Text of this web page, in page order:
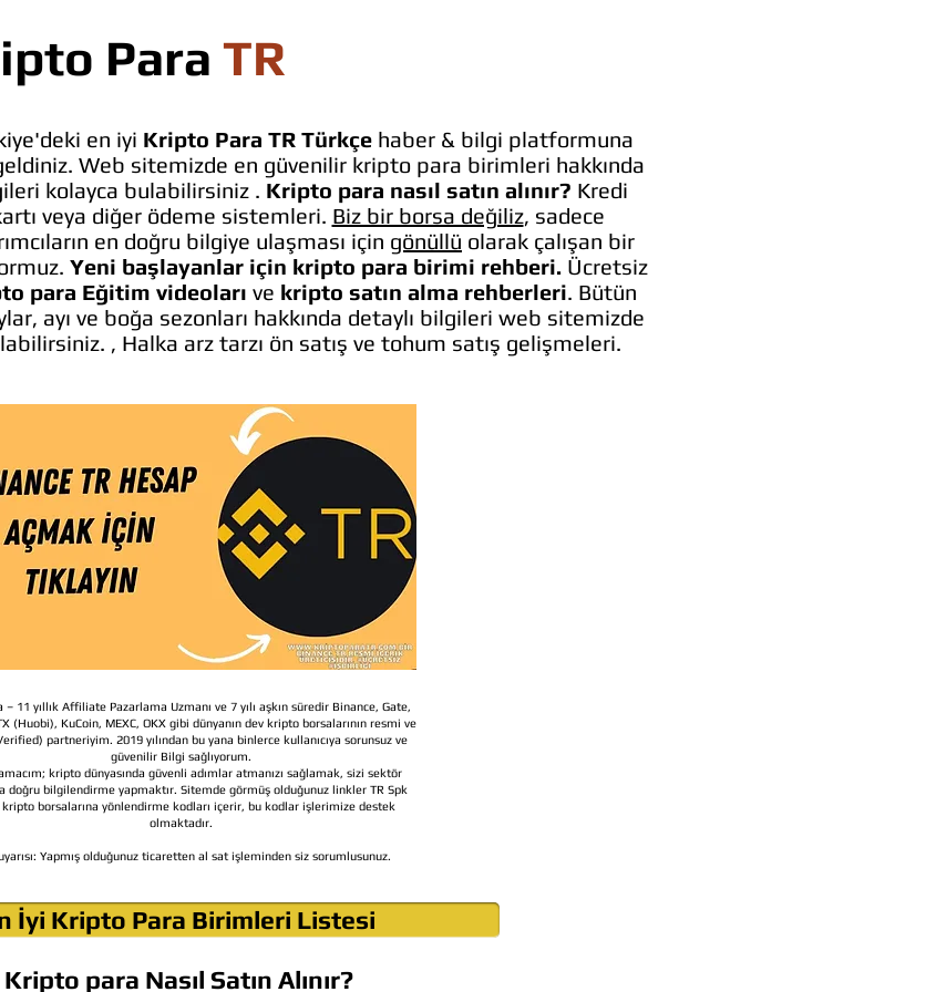
Para TR
en iyi Kripto Para TR Türkçe haber & bilgi platformuna
Web sitemizde en güvenilir kripto para birimleri hakkında
kolayca bulabilirsiniz . Kripto para nasıl satın alınır? Kredi
veya diğer ödeme sistemleri. Biz bir borsa değiliz, sadece
en doğru bilgiye ulaşması için gönüllü olarak çalışan bir
Yeni başlayanlar için kripto para birimi rehberi. Ücretsiz
para Eğitim videoları ve kripto satın alma rehberleri. Bütün
ayı ve boğa sezonları hakkında detaylı bilgileri web sitemizde
, Halka arz tarzı ön satış ve tohum satış gelişmeleri.
– 11 yıllık Affiliate Pazarlama Uzmanı ve 7 yılı aşkın süredir Binance, Gate,
(Huobi), KuCoin, MEXC, OKX gibi dünyanın dev kripto borsalarının resmi ve
partneriyim. 2019 yılından bu yana binlerce kullanıcıya sorunsuz ve
güvenilir Bilgi sağlıyorum.
kripto dünyasında güvenli adımlar atmanızı sağlamak, sizi sektör
doğru bilgilendirme yapmaktır. Sitemde görmüş olduğunuz linkler TR Spk
kripto borsalarına yönlendirme kodları içerir, bu kodlar işlerimize destek
olmaktadır.
Yapmış olduğunuz ticaretten al sat işleminden siz sorumlusunuz.
İyi Kripto Para Birimleri Listesi
Kripto para Nasıl Satın Alınır?